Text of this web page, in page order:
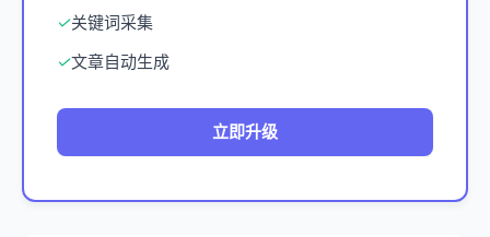
✓关键词采集
✓文章自动生成
立即升级